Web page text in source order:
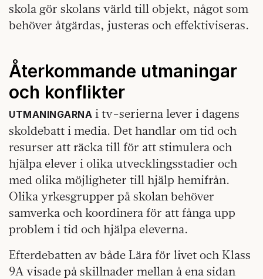
skola gör skolans värld till objekt, något som
behöver åtgärdas, justeras och effektiviseras.
Återkommande utmaningar
och konflikter
UTMANINGARNA i tv-serierna lever i dagens
skoldebatt i media. Det handlar om tid och
resurser att räcka till för att stimulera och
hjälpa elever i olika utvecklingsstadier och
med olika möjligheter till hjälp hemifrån.
Olika yrkesgrupper på skolan behöver
samverka och koordinera för att fånga upp
problem i tid och hjälpa eleverna.
Efterdebatten av både Lära för livet och Klass
9A visade på skillnader mellan å ena sidan